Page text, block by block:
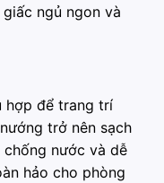
ngủ ngon và
hợp để trang trí
trở nên sạch
chống nước và dễ
hảo cho phòng